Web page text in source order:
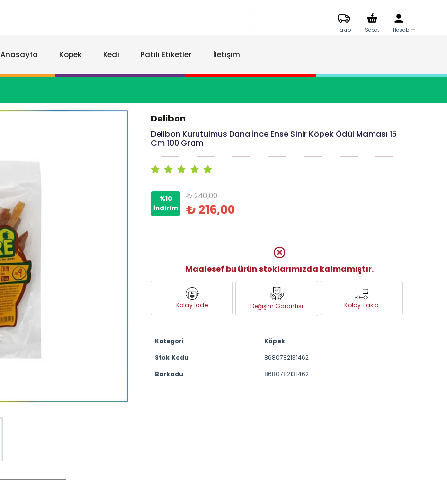
Takip Sepet Hesabım
Anasayfa Köpek Kedi Patili Etiketler İletişim
Delibon
Delibon Kurutulmus Dana İnce Ense Sinir Köpek Ödül Maması 15
Cm 100 Gram
%10
İndirim
₺ 240,00
₺ 216,00
Maalesef bu ürün stoklarımızda kalmamıştır.
Kolay İade Değişim Garantisi Kolay Takip
Kategori :
Köpek
Stok Kodu
:
8680782131462
Barkodu
: 8680782131462